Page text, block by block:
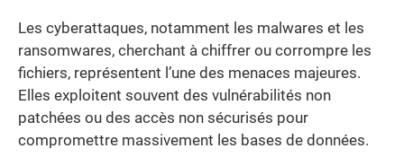
Les cyberattaques, notamment les malwares et les
ransomwares, cherchant à chiffrer ou corrompre les
fichiers, représentent l’une des menaces majeures.
Elles exploitent souvent des vulnérabilités non
patchées ou des accès non sécurisés pour
compromettre massivement les bases de données.